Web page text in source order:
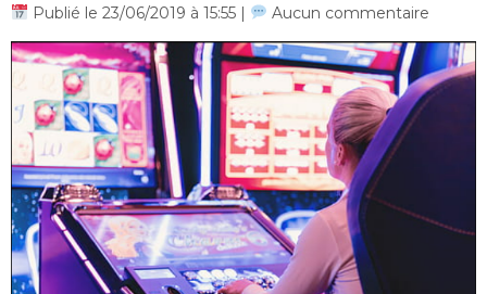
Publié le 23/06/2019 à 15:55 | Aucun commentaire